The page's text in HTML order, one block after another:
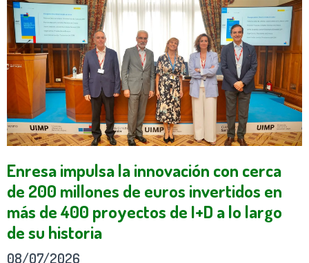
Enresa impulsa la innovación con cerca
de 200 millones de euros invertidos en
más de 400 proyectos de I+D a lo largo
de su historia
08/07/2026